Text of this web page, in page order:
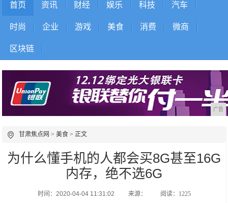
首页 资讯 财经 娱乐 科技 汽车
时尚 企业 游戏 美食 消费 微商
区块链
广告
甘肃焦点网 >美食 > 正文
为什么懂手机的人都会买8G甚至16G
内存，绝不选6G
时间：2020-04-04 11:31:02 来源： 阅读：1225